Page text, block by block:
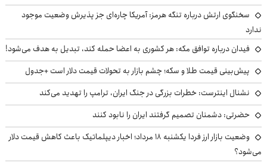
سخنگوی ارتش درباره تنگه هرمز: آمریکا چاره‌ای جز پذیرش وضعیت موجود
ندارد
فیدان درباره توافق مکه: هر کشوری به اعضا حمله کند، تبدیل به هدف می‌شود!
پیش‌بینی قیمت طلا و سکه؛ چشم بازار به تحولات قیمت دلار است +جدول
نشنال اینترست: خطرات بزرگی در جنگ ایران، ترامپ را تهدید می‌کند
حضرتی: دشمنان تصمیم گرفتند ایران را نابود کنند
وضعیت بازار ارز فردا یکشنبه ۱۸ مرداد؛ اخبار دیپلماتیک باعث کاهش قیمت دلار
می‌شود؟